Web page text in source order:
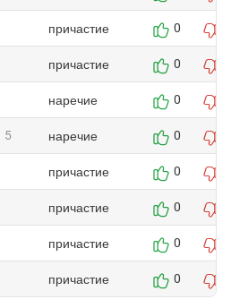
причастие 0
причастие 0
наречие 0
5 наречие 0
причастие 0
причастие 0
причастие 0
причастие 0